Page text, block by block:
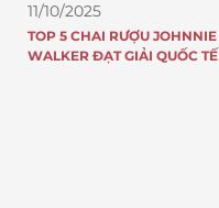
11/10/2025
TOP 5 CHAI RƯỢU JOHNNIE
WALKER ĐẠT GIẢI QUỐC TẾ